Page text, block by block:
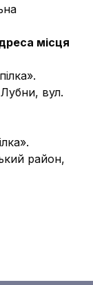
місця
вул.
район,